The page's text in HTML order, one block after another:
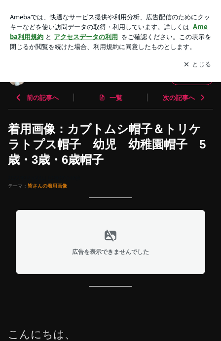
園帽子 5歳・3歳・6歳帽子 | 帽子作家：吉田インコ
アプリをダウンロードして ブログの更新通知
を受け取りまし
ょう。
開く
前の記事へ 一覧 次の記事へ
着用画像：カブトムシ帽子＆トリケ
ラトプス帽子 幼児 幼稚園帽子 5
歳・3歳・6歳帽子
テーマ： 皆さんの着用画像
広告を表示できませんでした
こんにちは、